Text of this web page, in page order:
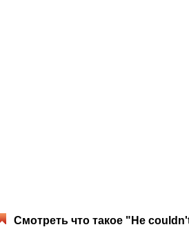
Смотреть что такое "He